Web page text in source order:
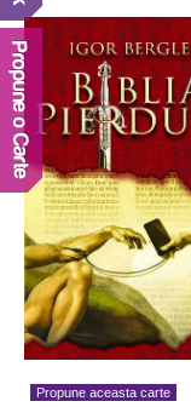
Propune aceasta carte